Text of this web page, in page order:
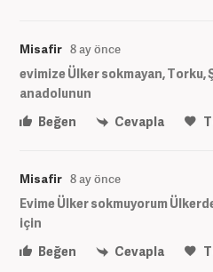
Misafir 8 ay önce
evimize Ülker sokmayan, Torku,
anadolunun
Beğen
Cevapla
Misafir 8 ay önce
Evime Ülker sokmuyorum
için
Beğen
Cevapla